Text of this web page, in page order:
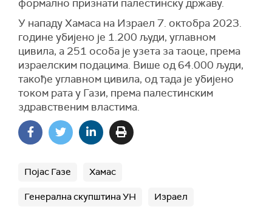
формално признати палестинску државу.
У нападу Хамаса на Израел 7. октобра 2023.
године убијено је 1.200 људи, углавном
цивила, а 251 особа је узета за таоце, према
израелским подацима. Више од 64.000 људи,
такође углавном цивила, од тада је убијено
током рата у Гази, према палестинским
здравственим властима.
Појас Газе Хамас
Генерална скупштина УН Израел